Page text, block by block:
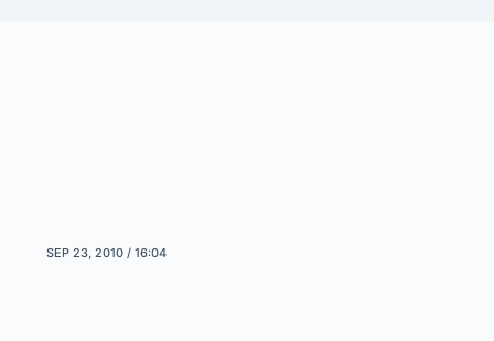
SEP 23, 2010 / 16:04